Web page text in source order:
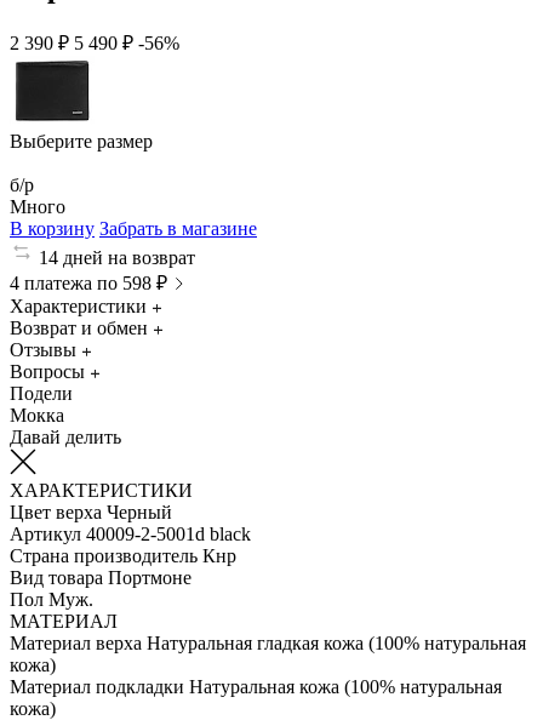
2 390 ₽ 5 490 ₽ -56%
Выберите размер
б/р
Много
В корзину Забрать в магазине
14 дней на возврат
4 платежа по 598 ₽
Характеристики
Возврат и обмен
Отзывы
Вопросы
Подели
Мокка
Давай делить
ХАРАКТЕРИСТИКИ
Цвет верха Черный
Артикул 40009-2-5001d black
Страна производитель Кнр
Вид товара Портмоне
Пол Муж.
МАТЕРИАЛ
Материал верха Натуральная гладкая кожа (100% натуральная
кожа)
Материал подкладки Натуральная кожа (100% натуральная
кожа)